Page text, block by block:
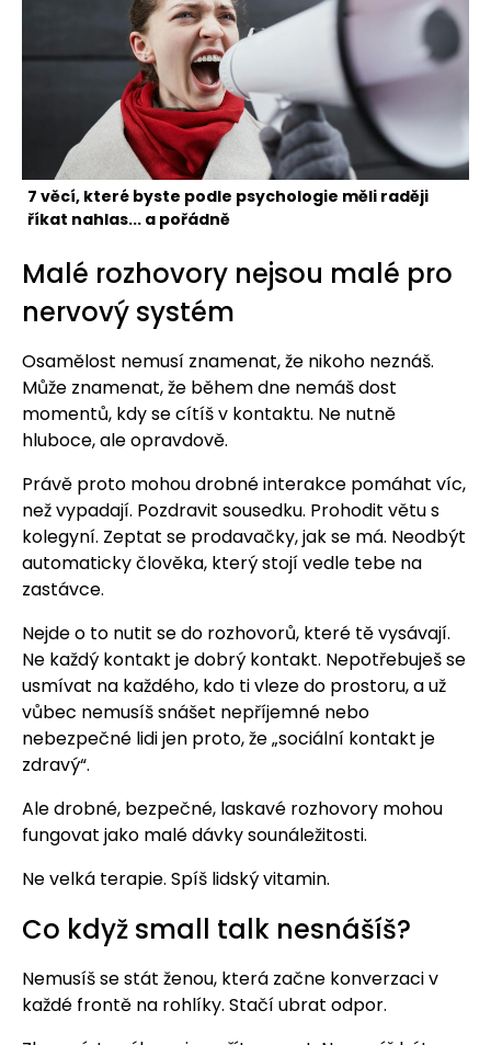
7 věcí, které byste podle psychologie měli raději
říkat nahlas... a pořádně
Malé rozhovory nejsou malé pro
nervový systém
Osamělost nemusí znamenat, že nikoho neznáš.
Může znamenat, že během dne nemáš dost
momentů, kdy se cítíš v kontaktu. Ne nutně
hluboce, ale opravdově.
Právě proto mohou drobné interakce pomáhat víc,
než vypadají. Pozdravit sousedku. Prohodit větu s
kolegyní. Zeptat se prodavačky, jak se má. Neodbýt
automaticky člověka, který stojí vedle tebe na
zastávce.
Nejde o to nutit se do rozhovorů, které tě vysávají.
Ne každý kontakt je dobrý kontakt. Nepotřebuješ se
usmívat na každého, kdo ti vleze do prostoru, a už
vůbec nemusíš snášet nepříjemné nebo
nebezpečné lidi jen proto, že „sociální kontakt je
zdravý“.
Ale drobné, bezpečné, laskavé rozhovory mohou
fungovat jako malé dávky sounáležitosti.
Ne velká terapie. Spíš lidský vitamin.
Co když small talk nesnášíš?
Nemusíš se stát ženou, která začne konverzaci v
každé frontě na rohlíky. Stačí ubrat odpor.